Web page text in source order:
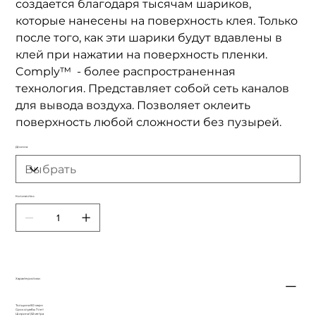
создается благодаря тысячам шариков,
которые нанесены на поверхность клея. Только
после того, как эти шарики будут вдавлены в
клей при нажатии на поверхность пленки.
Comply™ - более распространенная
технология. Представляет собой сеть каналов
для вывода воздуха. Позволяет оклеить
поверхность любой сложности без пузырей.
Длинна
Количество
Характеристики
Толщина 80 мкрн
Срок службы 7 лет
Ширина 1,52 метра